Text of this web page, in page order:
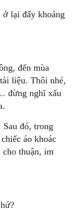
lại đấy khoảng
đến mùa
liệu. Thôi nhé,
đừng nghĩ xấu
đó, trong
áo khoác
cho thuận, im